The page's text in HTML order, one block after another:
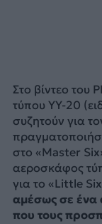
Στο βίντεο του
τύπου YY-20
συζητούν για
στο «Master
αεροσκάφος
για το «Little
αμέσως σε ένα
που τους